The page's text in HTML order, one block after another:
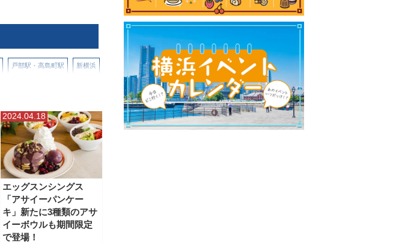
戸部駅・高島町駅 新横浜
2024.04.18
エッグスンシングス
「アサイーパンケー
キ」新たに3種類のアサ
イーボウルも期間限定
で登場！